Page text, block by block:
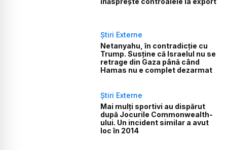
Știri Externe
Netanyahu, în contradicție cu
Trump. Susține că Israelul nu se
retrage din Gaza până când
Hamas nu e complet dezarmat
Știri Externe
Mai mulți sportivi au dispărut
după Jocurile Commonwealth-
ului. Un incident similar a avut
loc în 2014